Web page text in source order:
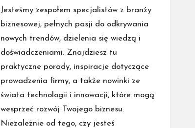
Jesteśmy zespołem specjalistów z branży
biznesowej, pełnych pasji do odkrywania
nowych trendów, dzielenia się wiedzą i
doświadczeniami. Znajdziesz tu
praktyczne porady, inspiracje dotyczące
prowadzenia firmy, a także nowinki ze
świata technologii i innowacji, które mogą
wesprzeć rozwój Twojego biznesu.
Niezależnie od tego, czy jesteś